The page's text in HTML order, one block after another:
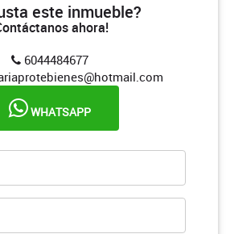
este inmueble?
ahora!
6044484677
WHATSAPP